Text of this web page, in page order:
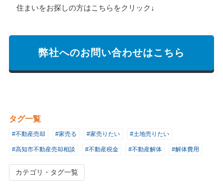
住まいをお探しの方はこちらをクリック↓
弊社へのお問い合わせはこちら
タグ一覧
#不動産売却 #家売る #家売りたい #土地売りたい
#高知市不動産売却相談 #不動産税金 #不動産解体 #解体費用
カテゴリ・タグ一覧